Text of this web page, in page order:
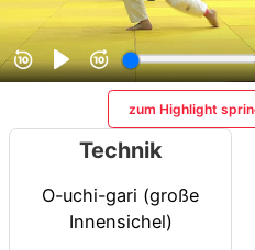
zum Highlight
Technik
O-uchi-gari (große
Innensichel)